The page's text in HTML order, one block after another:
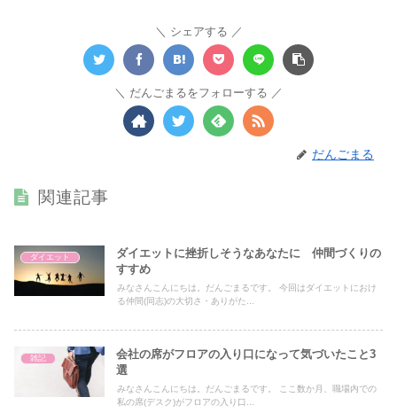
シェアする
だんごまるをフォローする
だんごまる
関連記事
ダイエット
ダイエットに挫折しそうなあなたに 仲間づくりの
すすめ
みなさんこんにちは。だんごまるです。 今回はダイエットにおけ
る仲間(同志)の大切さ・ありがた...
雑記
会社の席がフロアの入り口になって気づいたこと3
選
みなさんこんにちは。だんごまるです。 ここ数か月、職場内での
私の席(デスク)がフロアの入り口...